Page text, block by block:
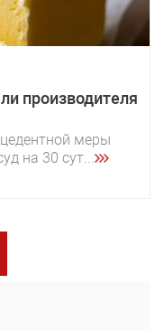
производителя
меры
на 30 сут...